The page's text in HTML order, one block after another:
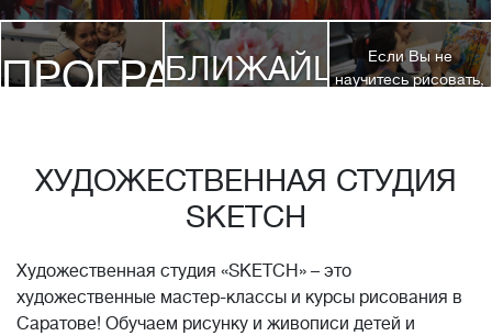
ПРОГРАММЫ
БЛИЖАЙШИЕЕсли Вы не
научитесь рисовать,
стоимость обучения!*
ХУДОЖЕСТВЕННАЯ СТУДИЯ
SKETCH
Художественная студия «SKETCH» – это
художественные мастер-классы и курсы рисования в
Саратове! Обучаем рисунку и живописи детей и